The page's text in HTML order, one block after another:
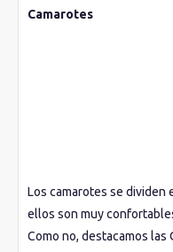
Camarotes
Los camarotes se dividen
ellos son muy
Como no, destacamos